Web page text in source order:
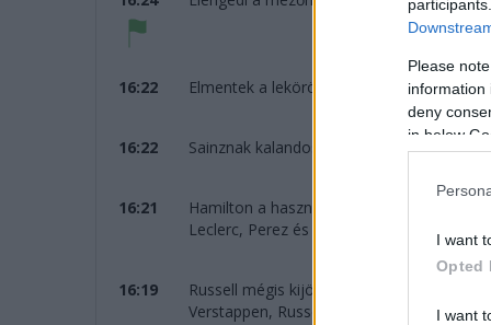
Please
information
deny
in below
I want
Opted
I want
16:22 Elmentek a lekörözött versenyzők a
16:22 Sainznak kalandos futama van, ezúttal
16:21
Hamilton a használt közepeseken,
Leclerc, Perez és Sainz.
16:19
Russell mégis kijön a lágyakért. Eltérő
Verstappen, Russell.